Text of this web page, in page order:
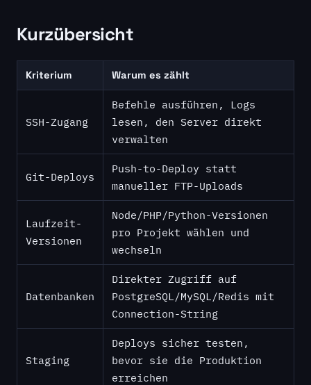
Kurzübersicht
Kriterium Warum es zählt
SSH-Zugang
Befehle ausführen, Logs
lesen, den Server direkt
verwalten
Git-Deploys
Push-to-Deploy statt
manueller FTP-Uploads
Laufzeit-
Versionen
Node/PHP/Python-Versionen
pro Projekt wählen und
wechseln
Datenbanken
Direkter Zugriff auf
PostgreSQL/MySQL/Redis mit
Connection-String
Staging
Deploys sicher testen,
bevor sie die Produktion
erreichen